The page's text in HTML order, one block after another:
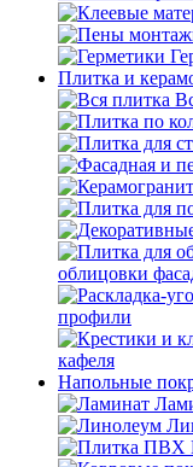
Плитка и
облицовки
профили
кафеля
Напольные